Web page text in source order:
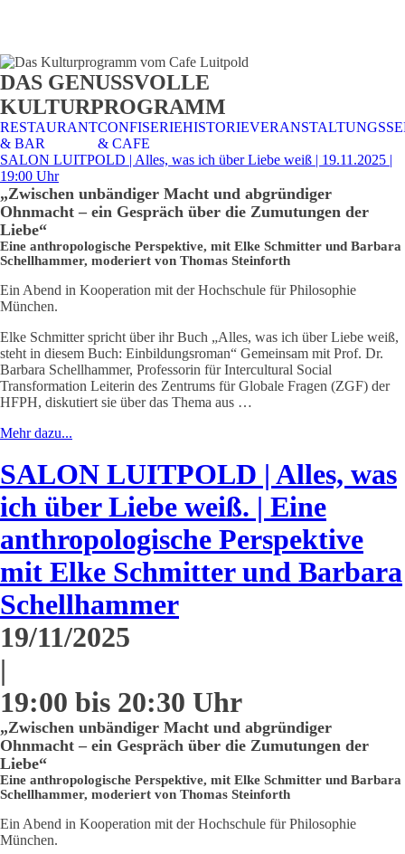
CAFE &
RESTAURANT
TISCHRESERVIERUNG
& KARTE
TISCHRESERVIERUNG
& SPEISEKARTE
DAS GENUSSVOLLE
KULTURPROGRAMM
RESTAURANT
& BAR
CONFISERIE
& CAFE
HISTORIE
SALON LUITPOLD | Alles, was ich über Liebe weiß | 19.11.2025 |
19:00 Uhr
„Zwischen unbändiger Macht und abgründiger
Ohnmacht – ein Gespräch über die Zumutungen der
Liebe“
Eine anthropologische Perspektive, mit Elke Schmitter und Barbara
Schellhammer, moderiert von Thomas Steinforth
Ein Abend in Kooperation mit der Hochschule für Philosophie
München.
Elke Schmitter spricht über ihr Buch „Alles, was ich über Liebe weiß,
steht in diesem Buch: Einbildungsroman“ Gemeinsam mit Prof. Dr.
Barbara Schellhammer, Professorin für Intercultural Social
Transformation Leiterin des Zentrums für Globale Fragen (ZGF) der
HFPH, diskutiert sie über das Thema aus …
Mehr dazu...
SALON LUITPOLD | Alles, was
ich über Liebe weiß. | Eine
anthropologische Perspektive
mit Elke Schmitter und Barbara
Schellhammer
19/11/2025
|
19:00 bis 20:30 Uhr
„Zwischen unbändiger Macht und abgründiger
Ohnmacht – ein Gespräch über die Zumutungen der
Liebe“
Eine anthropologische Perspektive, mit Elke Schmitter und Barbara
Schellhammer, moderiert von Thomas Steinforth
Ein Abend in Kooperation mit der Hochschule für Philosophie
München.